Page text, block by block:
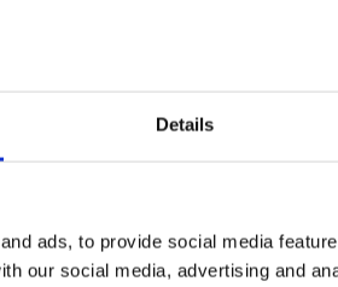
Details
ads, to provide social media
our social media, advertising and